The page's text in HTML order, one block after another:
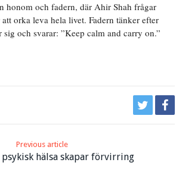
honom och fadern, där Ahir Shah frågar
orka leva hela livet. Fadern tänker efter
och svarar: ”Keep calm and carry on.”
Previous article
hälsa skapar förvirring